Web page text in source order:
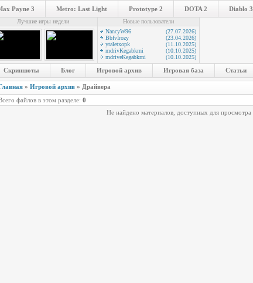
Payne 3 Metro: Last Light Prototype 2 DOTA 2 Diablo 3
Лучшие игры недели
Новые пользователи
NancyW96
(27.07.2026)
BbfvIrozy
(23.04.2026)
ytaletxopk
(11.10.2025)
mdrivKegabkrni
(10.10.2025)
mdriveKegabkrni
(10.10.2025)
Скриншоты Блог Игровой архив Игровая база Статьи
» Игровой архив » Драйвера
файлов в этом разделе: 0
Не найдено материалов, доступных для просмотра